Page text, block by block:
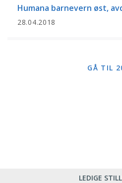
Humana barnevern øst,
28.04.2018
GÅ TIL
LEDIGE